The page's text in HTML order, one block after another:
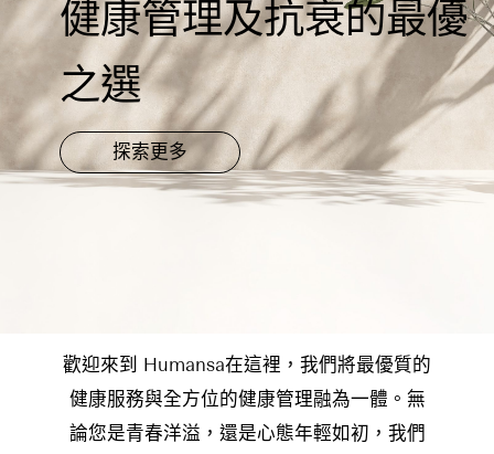
健康管理及抗衰的最優
之選
探索更多
歡迎來到 Humansa在這裡，我們將最優質的
健康服務與全方位的健康管理融為一體。無
論您是青春洋溢，還是心態年輕如初，我們